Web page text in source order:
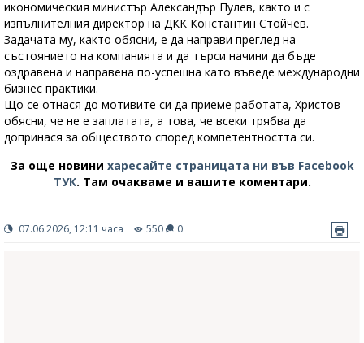
икономическия министър Александър Пулев, както и с
изпълнителния директор на ДКК Константин Стойчев.
Задачата му, както обясни, е да направи преглед на
състоянието на компанията и да търси начини да бъде
оздравена и направена по-успешна като въведе международни
бизнес практики.
Що се отнася до мотивите си да приеме работата, Христов
обясни, че не е заплатата, а това, че всеки трябва да
допринася за обществото според компетентността си.
За още новини харесайте страницата ни във Facebook
ТУК. Там очакваме и вашите коментари.
07.06.2026, 12:11 часа 550 0